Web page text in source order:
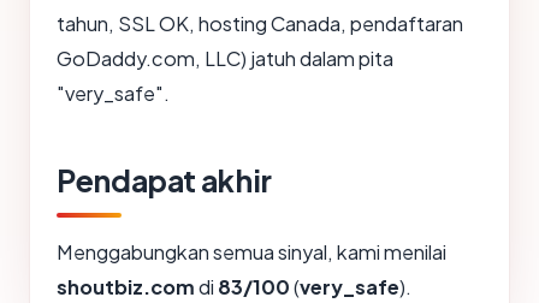
tahun, SSL OK, hosting Canada, pendaftaran
GoDaddy.com, LLC) jatuh dalam pita
"very_safe".
Pendapat akhir
Menggabungkan semua sinyal, kami menilai
shoutbiz.comdi 83/100(very_safe).